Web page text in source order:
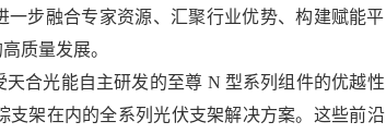
步融合专家资源、汇聚行业优势、构建赋能平
质量发展。
合光能自主研发的至尊 N 型系列组件的优越性
支架在内的全系列光伏支架解决方案。这些前沿